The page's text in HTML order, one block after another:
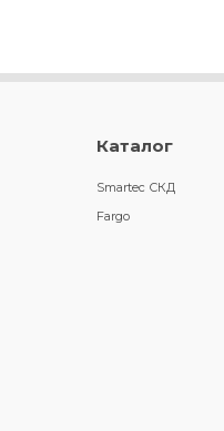
Каталог
Smartec СКД
Fargo